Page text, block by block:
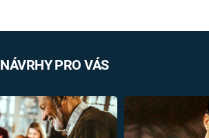
NÁVRHY PRO VÁS